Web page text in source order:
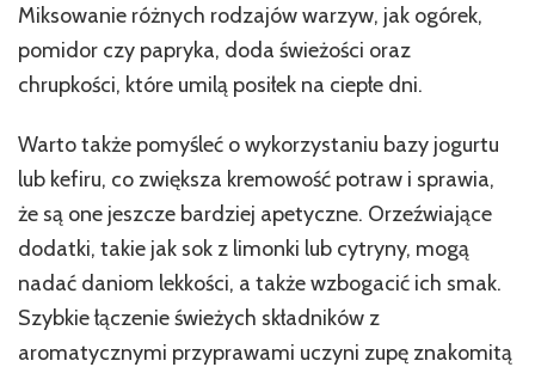
Miksowanie różnych rodzajów warzyw, jak ogórek,
pomidor czy papryka, doda świeżości oraz
chrupkości, które umilą posiłek na ciepłe dni.
Warto także pomyśleć o wykorzystaniu bazy jogurtu
lub kefiru, co zwiększa kremowość potraw i sprawia,
że są one jeszcze bardziej apetyczne. Orzeźwiające
dodatki, takie jak sok z limonki lub cytryny, mogą
nadać daniom lekkości, a także wzbogacić ich smak.
Szybkie łączenie świeżych składników z
aromatycznymi przyprawami uczyni zupę znakomitą